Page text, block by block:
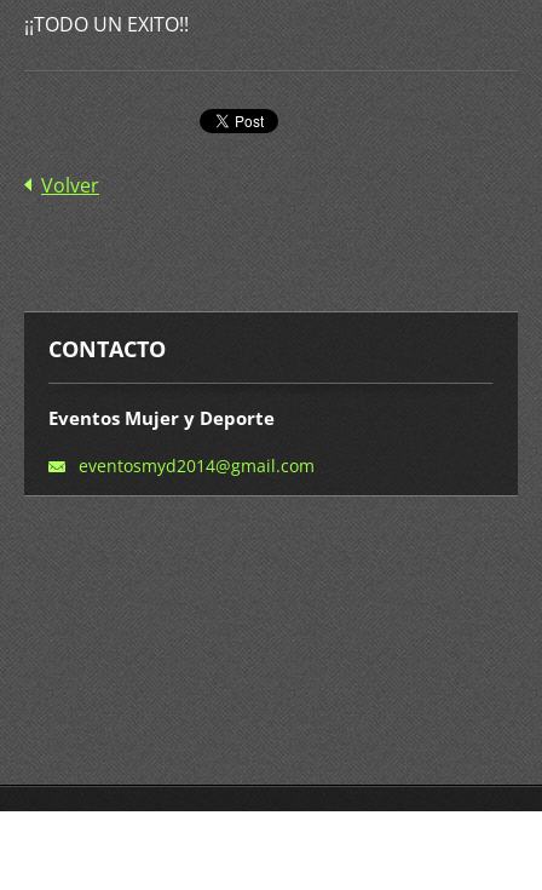
¡¡TODO UN EXITO!!
Volver
CONTACTO
Eventos Mujer y Deporte
eventosmyd2014@gmail.com